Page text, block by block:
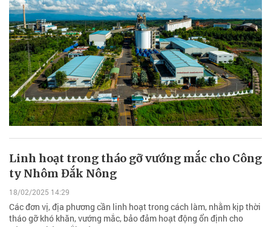
Linh hoạt trong tháo gỡ vướng mắc cho Công
ty Nhôm Đắk Nông
18/02/2025 14:29
Các đơn vị, địa phương cần linh hoạt trong cách làm, nhằm kịp thời
tháo gỡ khó khăn, vướng mắc, bảo đảm hoạt động ổn định cho